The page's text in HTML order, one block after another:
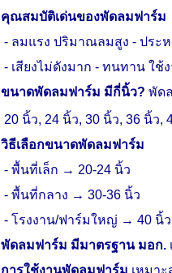
คุณสมบัติเด่นของพัดลมฟาร์ม
- ลมแรง ปริมาณลมสูง -ประ
- เสียงไม่ดังมาก - ทนทาน ใช้
ขนาดพัดลมฟาร์ม มีกี่นิ้ว? พัด
20 นิ้ว, 24 นิ้ว,30 นิ้ว,36 นิ้ว,
วิธีเลือกขนาดพัดลมฟาร์ม
-พื้นที่เล็ก → 20-24 นิ้ว
- พื้นที่กลาง → 30-36 นิ้ว
- โรงงาน/ฟาร์มใหญ่ → 40 นิ้
พัดลมฟาร์ม มีมาตรฐาน มอก.
การใช้งานพัดลมฟาร์ม เหมา